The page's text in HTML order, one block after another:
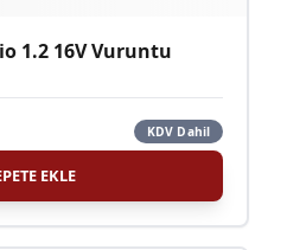
1.2 16V Vuruntu
KDV Dahil
EKLE